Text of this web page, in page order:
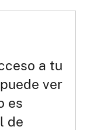
a tu
ver
es
de